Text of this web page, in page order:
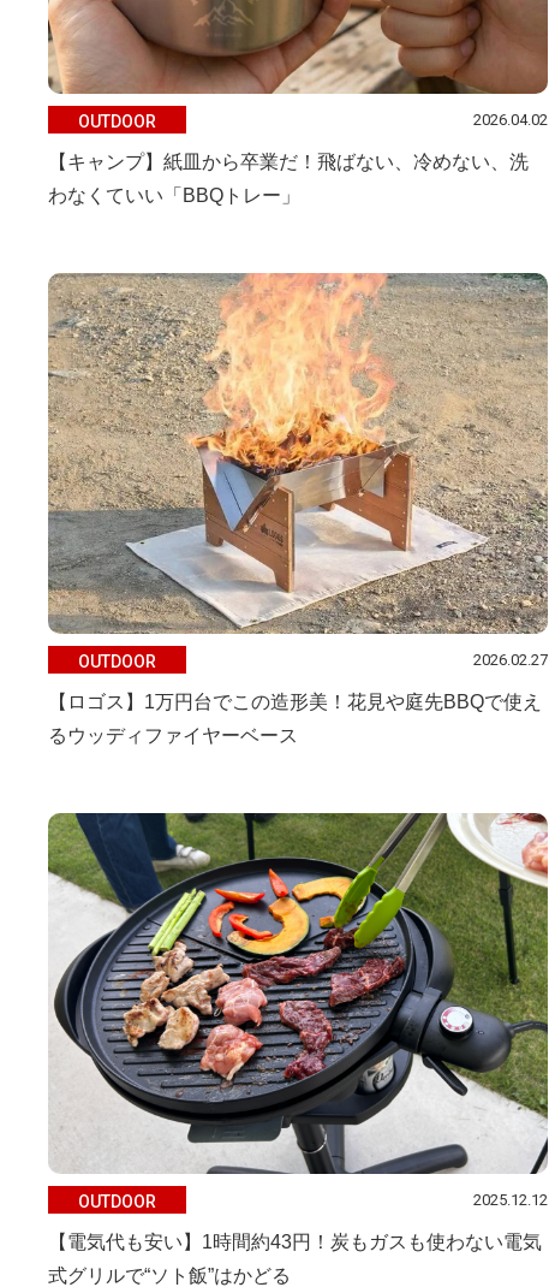
OUTDOOR 2026.04.02
【キャンプ】紙皿から卒業だ！飛ばない、冷めない、洗
わなくていい「BBQトレー」
OUTDOOR 2026.02.27
【ロゴス】1万円台でこの造形美！花見や庭先BBQで使え
るウッディファイヤーベース
OUTDOOR 2025.12.12
【電気代も安い】1時間約43円！炭もガスも使わない電気
式グリルで“ソト飯”はかどる